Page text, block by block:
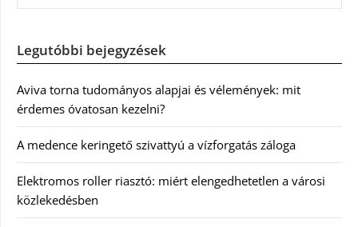
Legutóbbi bejegyzések
Aviva torna tudományos alapjai és vélemények: mit
érdemes óvatosan kezelni?
A medence keringető szivattyú a vízforgatás záloga
Elektromos roller riasztó: miért elengedhetetlen a városi
közlekedésben